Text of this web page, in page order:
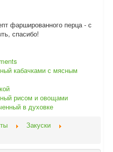
фаршированного перца - с
спасибо!
кабачками с мясным
рисом и овощами
в духовке
Закуски